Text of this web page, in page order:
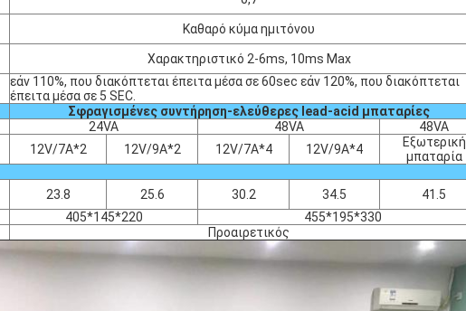
Καθαρό κύμα ημιτόνου
Χαρακτηριστικό 2-6ms, 10ms Max
εάν 110%, που διακόπτεται έπειτα μέσα σε 60sec εάν 120%, που διακόπτεται
έπειτα μέσα σε 5 SEC.
Σφραγισμένες συντήρηση-ελεύθερες lead-acid μπαταρίες
24VA 48VA 48VA
12V/7A*2 12V/9A*2 12V/7A*4 12V/9A*4
Εξωτερική
μπαταρία
23.8 25.6 30.2 34.5
41.5
405*145*220
455*195*330
Προαιρετικός